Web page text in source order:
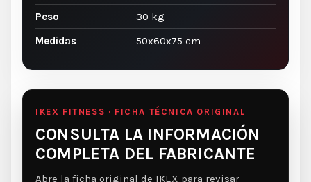
Peso
30 kg
Medidas
50x60x75 cm
IKEX FITNESS · FICHA TÉCNICA ORIGINAL
CONSULTA LA INFORMACIÓN
COMPLETA DEL FABRICANTE
Abre la ficha original de IKEX para revisar